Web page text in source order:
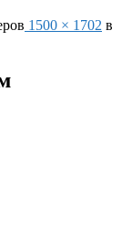
1500 × 1702 в